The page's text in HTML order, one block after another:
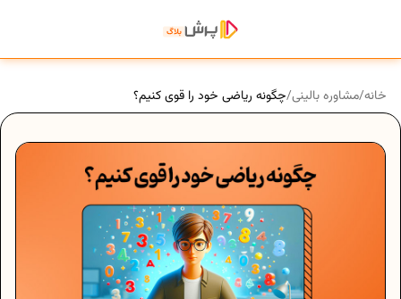
خانه/مشاوره بالینی/چگونه ریاضی خود را قوی کنیم؟